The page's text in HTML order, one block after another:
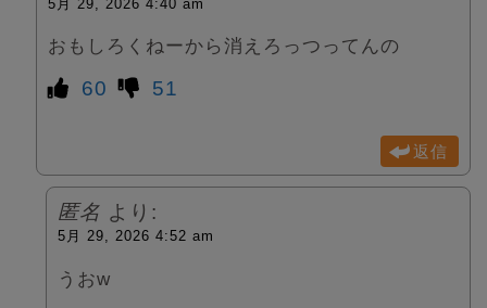
5月 29, 2026 4:40 am
おもしろくねーから消えろっつってんの
60 51
返信
匿名 より:
5月 29, 2026 4:52 am
うおw